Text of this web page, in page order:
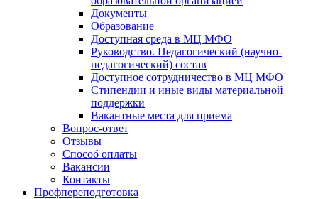
Документы
Образование
Доступная среда в МЦ МФО
Руководство. Педагогический (научно-
педагогический) состав
Доступное сотрудничество в МЦ МФО
Стипендии и иные виды материальной
поддержки
Вакантные места для приема
Вопрос-ответ
Отзывы
Способ оплаты
Вакансии
Контакты
Профпереподготовка